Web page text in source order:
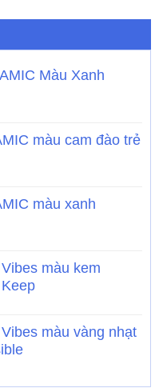
Màu Xanh
màu cam đào trẻ
màu xanh
màu kem
màu vàng nhạt